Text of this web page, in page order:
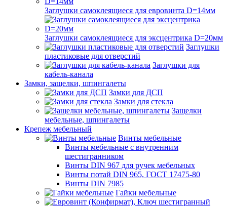
Заглушки самоклеящиеся для евровинта D=14мм
Заглушки самоклеящиеся для эксцентрика D=20мм
Заглушки
пластиковые для отверстий
Заглушки для
кабель-канала
Замки, защелки, шпингалеты
Замки для ДСП
Замки для стекла
Защелки
мебельные, шпингалеты
Крепеж мебельный
Винты мебельные
Винты мебельные с внутренним
шестигранником
Винты DIN 967 для ручек мебельных
Винты потай DIN 965, ГОСТ 17475-80
Винты DIN 7985
Гайки мебельные